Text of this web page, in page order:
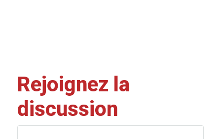
Rejoignez la
discussion